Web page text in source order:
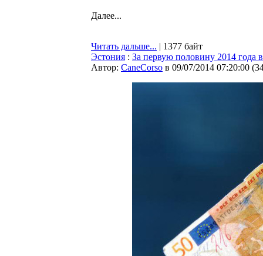
Далее...
Читать дальше... | 1377 байт
Эстония : За первую половину 2014
Автор: CaneCorso в 09/07/2014 07:20:00 (